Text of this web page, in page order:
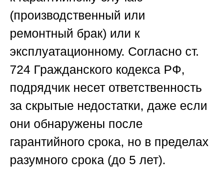
(производственный или
ремонтный брак) или к
эксплуатационному. Согласно ст.
724 Гражданского кодекса РФ,
подрядчик несет ответственность
за скрытые недостатки, даже если
они обнаружены после
гарантийного срока, но в пределах
разумного срока (до 5 лет).